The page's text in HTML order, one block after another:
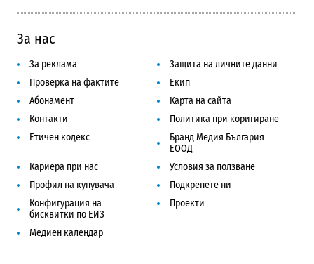
За нас
За реклама
Защита на личните данни
Проверка на фактите
Екип
Абонамент
Карта на сайта
Контакти
Политика при коригиране
Етичен кодекс
Бранд Медия България
ЕООД
Кариера при нас
Условия за ползване
Профил на купувача
Подкрепете ни
Конфигурация на
бисквитки по ЕИЗ
Проекти
Медиен календар